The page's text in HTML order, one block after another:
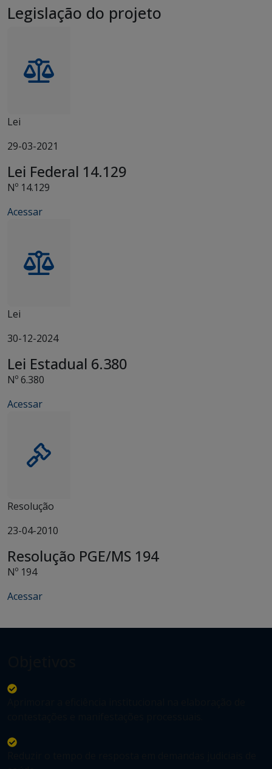
Legislação do projeto
Lei
29-03-2021
Lei Federal 14.129
Nº 14.129
Acessar
Lei
30-12-2024
Lei Estadual 6.380
Nº 6.380
Acessar
Resolução
23-04-2010
Resolução PGE/MS 194
Nº 194
Acessar